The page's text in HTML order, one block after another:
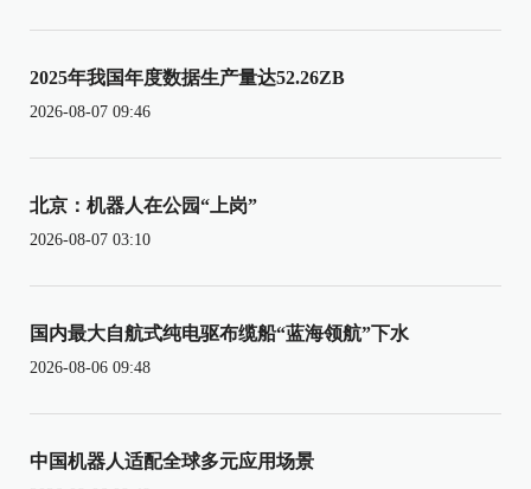
2025年我国年度数据生产量达52.26ZB
2026-08-07 09:46
北京：机器人在公园“上岗”
2026-08-07 03:10
国内最大自航式纯电驱布缆船“蓝海领航”下水
2026-08-06 09:48
中国机器人适配全球多元应用场景